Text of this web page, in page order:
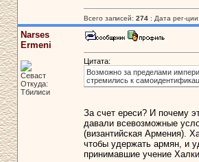
Всего записей: 274: Дата рег-ции:
Narses
Ermeni
Севаст
Откуда:
Тбилиси
Цитата:
Возможно за пределами
стремились к
За счет ереси? И почему
давали всевозможные
(византийская Армения).
чтобы удержать армян, и
принимавшие учение